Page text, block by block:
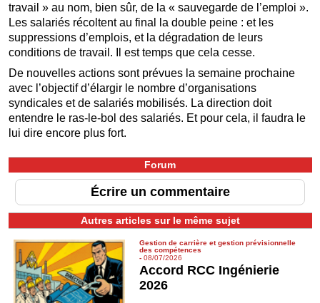
travail » au nom, bien sûr, de la « sauvegarde de l’emploi ».
Les salariés récoltent au final la double peine : et les
suppressions d’emplois, et la dégradation de leurs
conditions de travail. Il est temps que cela cesse.
De nouvelles actions sont prévues la semaine prochaine
avec l’objectif d’élargir le nombre d’organisations
syndicales et de salariés mobilisés. La direction doit
entendre le ras-le-bol des salariés. Et pour cela, il faudra le
lui dire encore plus fort.
Forum
Écrire un commentaire
Autres articles sur le même sujet
Gestion de carrière et gestion prévisionnelle
des compétences
-08/07/2026
Accord RCC Ingénierie
2026